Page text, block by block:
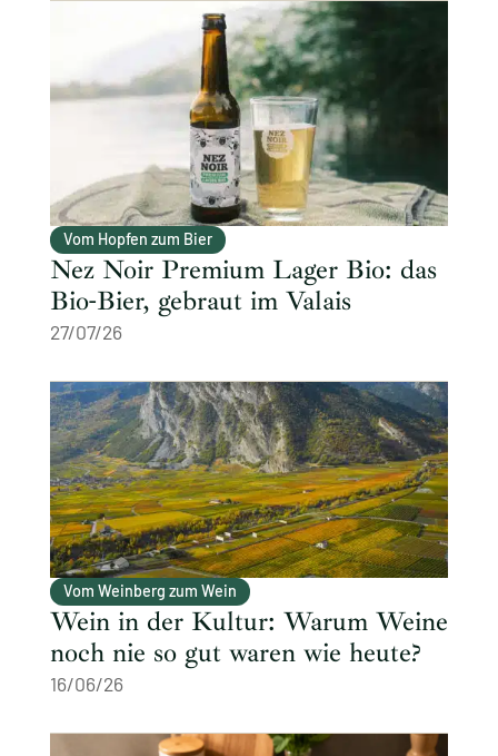
Vom Hopfen zum Bier
Nez Noir Premium Lager Bio: das
Bio-Bier, gebraut im Valais
27/07/26
Vom Weinberg zum Wein
Wein in der Kultur: Warum Weine
noch nie so gut waren wie heute?
16/06/26